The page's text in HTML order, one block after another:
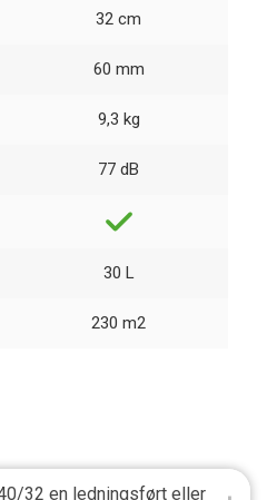
32 cm
60 mm
9,3 kg
77 dB
30 L
230 m2
32 en ledningsført eller